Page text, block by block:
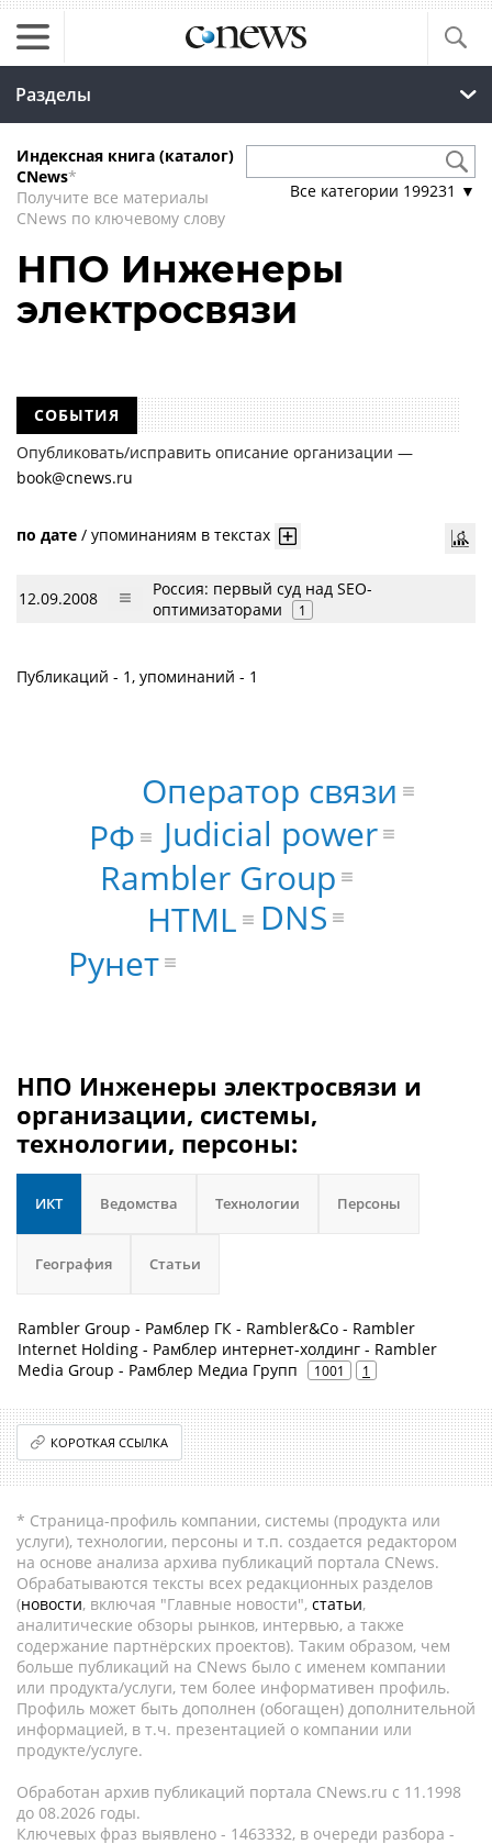
Разделы
Индексная книга (каталог)
CNews*
Получите все материалы
CNews по ключевому слову
Все категории 199231 ▼
НПО Инженеры
электросвязи
СОБЫТИЯ
Опубликовать/исправить описание организации —
book@cnews.ru
по дате / упоминаниям в текстах
12.09.2008
Россия: первый суд над SEO-
оптимизаторами
1
Публикаций - 1, упоминаний - 1
Rambler Group
Judicial power
HTML
DNS
Оператор связи
РФ
Рунет
НПО Инженеры электросвязи и
организации, системы,
технологии, персоны:
ИКТ Ведомства Технологии Персоны
География Статьи
Rambler Group - Рамблер ГК - Rambler&Co - Rambler
Internet Holding - Рамблер интернет-холдинг - Rambler
Media Group - Рамблер Медиа Групп
1001 1
КОРОТКАЯ ССЫЛКА
* Страница-профиль компании, системы (продукта или
услуги), технологии, персоны и т.п. создается редактором
на основе анализа архива публикаций портала CNews.
Обрабатываются тексты всех редакционных разделов
(новости, включая "Главные новости", статьи,
аналитические обзоры рынков, интервью, а также
содержание партнёрских проектов). Таким образом, чем
больше публикаций на CNews было с именем компании
или продукта/услуги, тем более информативен профиль.
Профиль может быть дополнен (обогащен) дополнительной
информацией, в т.ч. презентацией о компании или
продукте/услуге.
Обработан архив публикаций портала CNews.ru c 11.1998
до 08.2026 годы.
Ключевых фраз выявлено - 1463332, в очереди разбора -